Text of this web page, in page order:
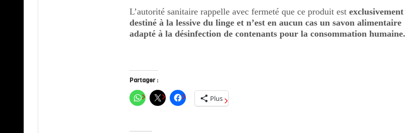
L’autorité sanitaire rappelle avec fermeté que ce produit estexclusivement
destiné à la lessive du linge et n’est en aucun cas un savon alimentaire
adapté à la désinfection de contenants pour la consommation humaine.
Partager :
Plus